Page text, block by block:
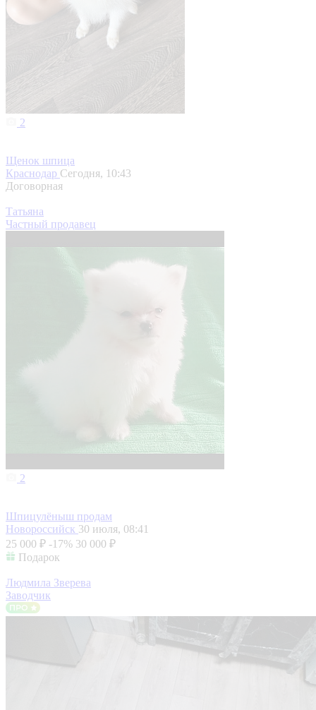
2
Щенок шпица
Краснодар Сегодня, 10:43
Договорная
Татьяна
Частный продавец
2
Шпицулëныш продам
Новороссийск 30 июля, 08:41
25 000 ₽ -17% 30 000 ₽
Подарок
Людмила Зверева
Заводчик